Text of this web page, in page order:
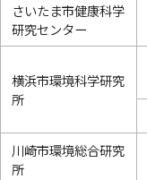
さいたま市健康科学
研究センター
横浜市環境科学研究
所
川崎市環境総合研究
所